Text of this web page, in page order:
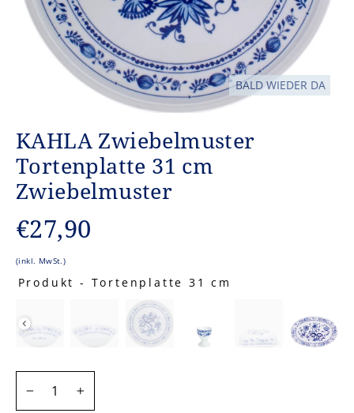
BALD WIEDER DA
KAHLA Zwiebelmuster
Tortenplatte 31 cm
Zwiebelmuster
€27,90
(inkl. MwSt.)
Produkt - Tortenplatte 31 cm